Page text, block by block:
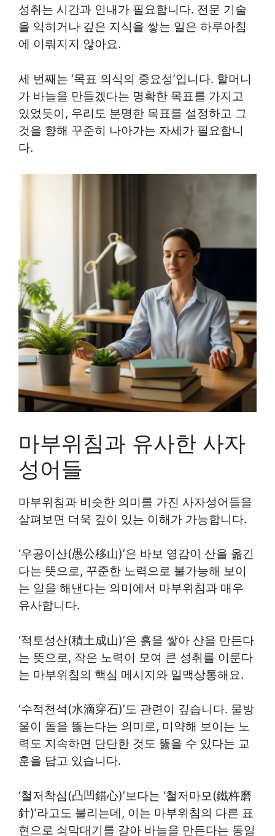
성취는 시간과 인내가 필요합니다. 전문 기술
을 익히거나 깊은 지식을 쌓는 일은 하루아침
에 이뤄지지 않아요.
세 번째는 ‘목표 의식의 중요성’입니다. 할머니
가 바늘을 만들겠다는 명확한 목표를 가지고
있었듯이, 우리도 분명한 목표를 설정하고 그
것을 향해 꾸준히 나아가는 자세가 필요합니
다.
마부위침과 유사한 사자
성어들
마부위침과 비슷한 의미를 가진 사자성어들을
살펴보면 더욱 깊이 있는 이해가 가능합니다.
‘우공이산(愚公移山)’은 바보 영감이 산을 옮긴
다는 뜻으로, 꾸준한 노력으로 불가능해 보이
는 일을 해낸다는 의미에서 마부위침과 매우
유사합니다.
‘적토성산(積土成山)’은 흙을 쌓아 산을 만든다
는 뜻으로, 작은 노력이 모여 큰 성취를 이룬다
는 마부위침의 핵심 메시지와 일맥상통해요.
‘수적천석(水滴穿石)’도 관련이 깊습니다. 물방
울이 돌을 뚫는다는 의미로, 미약해 보이는 노
력도 지속하면 단단한 것도 뚫을 수 있다는 교
훈을 담고 있습니다.
‘철저착심(凸凹錯心)’보다는 ‘철저마모(鐵杵磨
針)’라고도 불리는데, 이는 마부위침의 다른 표
현으로 쇠막대기를 갈아 바늘을 만든다는 동일